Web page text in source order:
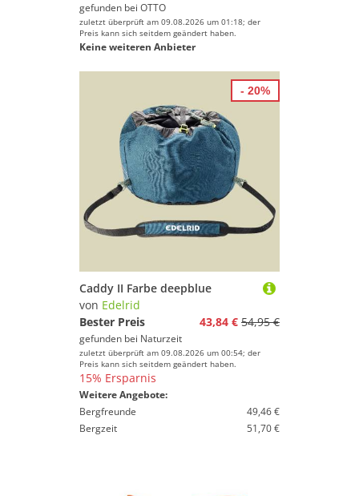
gefunden bei OTTO
zuletzt überprüft am 09.08.2026 um 01:18; der
Preis kann sich seitdem geändert haben.
Keine weiteren Anbieter
Caddy II Farbe deepblue
von Edelrid
Bester Preis
43,84 € 54,95 €
gefunden bei Naturzeit
zuletzt überprüft am 09.08.2026 um 00:54; der
Preis kann sich seitdem geändert haben.
15% Ersparnis
Weitere Angebote:
Bergfreunde
49,46 €
Bergzeit
51,70 €
- 20%